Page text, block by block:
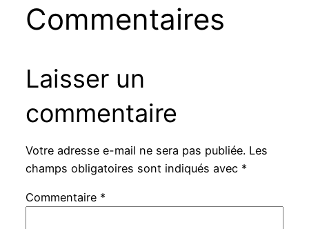
Commentaires
Laisser un
commentaire
Votre adresse e-mail ne sera pas publiée. Les
champs obligatoires sont indiqués avec *
Commentaire *